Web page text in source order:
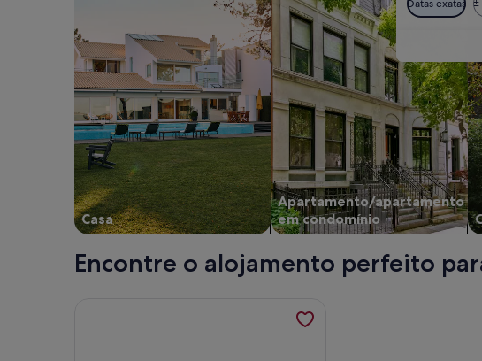
Datas exatas ±
Casa
Apartamento/apartamento
em condomínio
Encontre o alojamento perfeito